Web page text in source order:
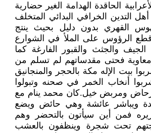
الحاقدة الهدامة الغير حضارية
التدين الخرافي البدائي المتخلف
القهري بدون دليل بحيث ينتج
الرؤوس على الملأ في الشوارع
والجثث والقبور الفارغة كما
فحتى مقدساتهم لم تسلم من
بيت الإله مكة بالحجر والمنجانيق
أنخاب الخمر في صحنه وتبولوا
ومربض خيل.كان محمد ينام مع
ويباشر عائشة وهي حائض ويضع
فمن أين سيأتون بالتحضر وهم
تحت شجرة وينظفون بالعشب